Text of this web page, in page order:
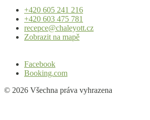
+420 605 241 216
+420 603 475 781
recepce@chaleyott.cz
Zobrazit na mapě
Facebook
Booking.com
© 2026 Všechna práva vyhrazena